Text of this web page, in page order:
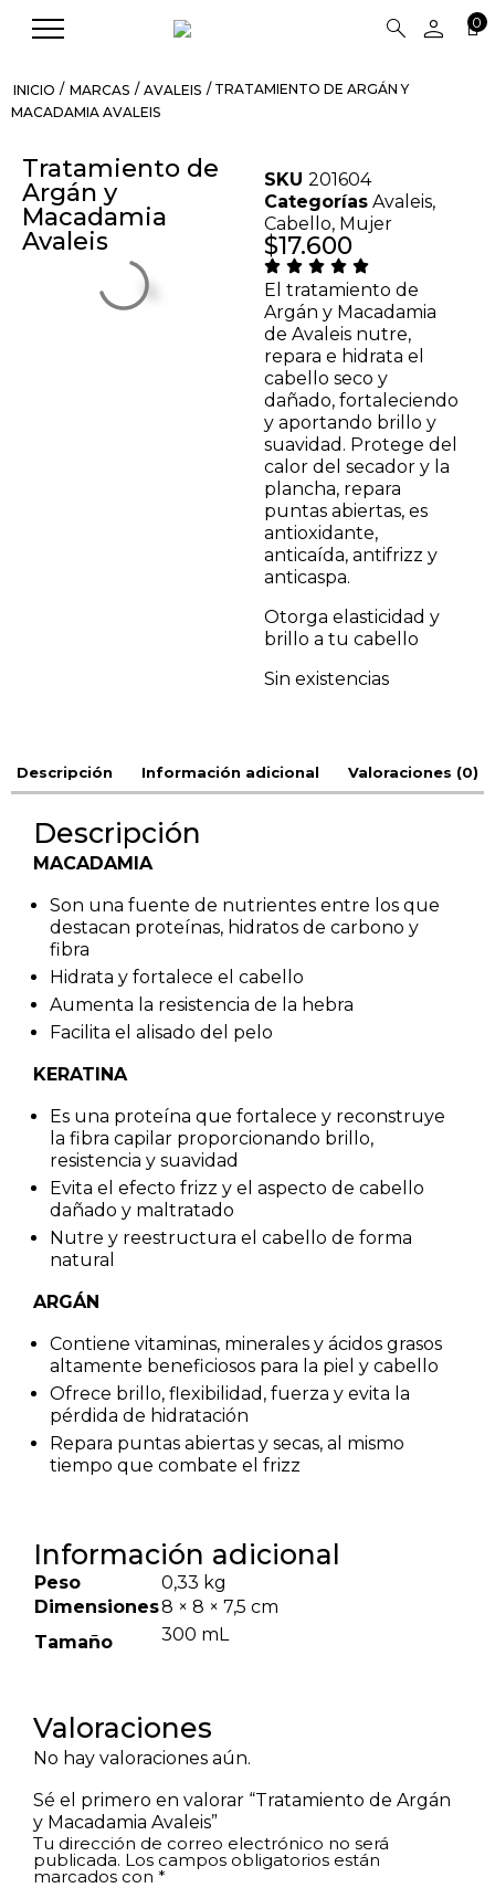
search person 0
INICIO / MARCAS / AVALEIS / TRATAMIENTO DE ARGÁN Y
MACADAMIA AVALEIS
Tratamiento de
Argán y
Macadamia
Avaleis
SKU201604
Categorías Avaleis,
Cabello, Mujer
$17.600
El tratamiento de
Argán y Macadamia
de Avaleis nutre,
repara e hidrata el
cabello seco y
dañado, fortaleciendo
y aportando brillo y
suavidad. Protege del
calor del secador y la
plancha, repara
puntas abiertas, es
antioxidante,
anticaída, antifrizz y
anticaspa.
Otorga elasticidad y
brillo a tu cabello
Sin existencias
Descripción Información adicional Valoraciones (0)
Descripción
MACADAMIA
Son una fuente de nutrientes entre los que
destacan proteínas, hidratos de carbono y
fibra
Hidrata y fortalece el cabello
Aumenta la resistencia de la hebra
Facilita el alisado del pelo
KERATINA
Es una proteína que fortalece y reconstruye
la fibra capilar proporcionando brillo,
resistencia y suavidad
Evita el efecto frizz y el aspecto de cabello
dañado y maltratado
Nutre y reestructura el cabello de forma
natural
ARGÁN
Contiene vitaminas, minerales y ácidos grasos
altamente beneficiosos para la piel y cabello
Ofrece brillo, flexibilidad, fuerza y evita la
pérdida de hidratación
Repara puntas abiertas y secas, al mismo
tiempo que combate el frizz
Información adicional
Peso
0,33 kg
Dimensiones8 × 8 × 7,5 cm
Tamaño
300 mL
Valoraciones
No hay valoraciones aún.
Sé el primero en valorar “Tratamiento de Argán
y Macadamia Avaleis”
Tu dirección de correo electrónico no será
publicada. Los campos obligatorios están
marcados con *